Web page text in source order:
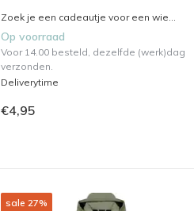
Zoek je een cadeautje voor een wie...
Op voorraad
Voor 14.00 besteld, dezelfde (werk)dag
verzonden.
Deliverytime
€4,95
sale 27%